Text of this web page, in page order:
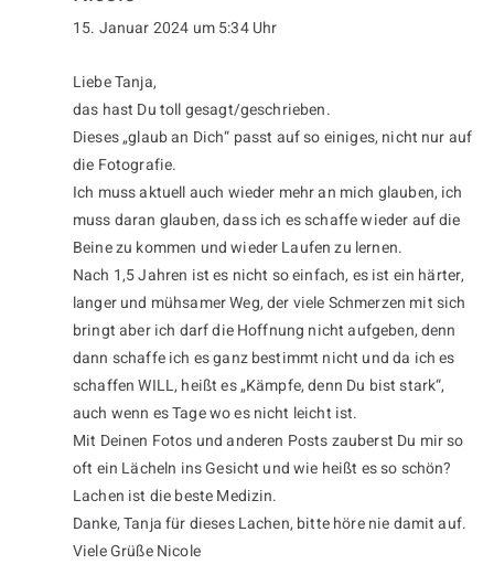
15. Januar 2024 um 5:34 Uhr
Liebe Tanja,
das hast Du toll gesagt/geschrieben.
Dieses „glaub an Dich“ passt auf so einiges, nicht nur auf
die Fotografie.
Ich muss aktuell auch wieder mehr an mich glauben, ich
muss daran glauben, dass ich es schaffe wieder auf die
Beine zu kommen und wieder Laufen zu lernen.
Nach 1,5 Jahren ist es nicht so einfach, es ist ein härter,
langer und mühsamer Weg, der viele Schmerzen mit sich
bringt aber ich darf die Hoffnung nicht aufgeben, denn
dann schaffe ich es ganz bestimmt nicht und da ich es
schaffen WILL, heißt es „Kämpfe, denn Du bist stark“,
auch wenn es Tage wo es nicht leicht ist.
Mit Deinen Fotos und anderen Posts zauberst Du mir so
oft ein Lächeln ins Gesicht und wie heißt es so schön?
Lachen ist die beste Medizin.
Danke, Tanja für dieses Lachen, bitte höre nie damit auf.
Viele Grüße Nicole